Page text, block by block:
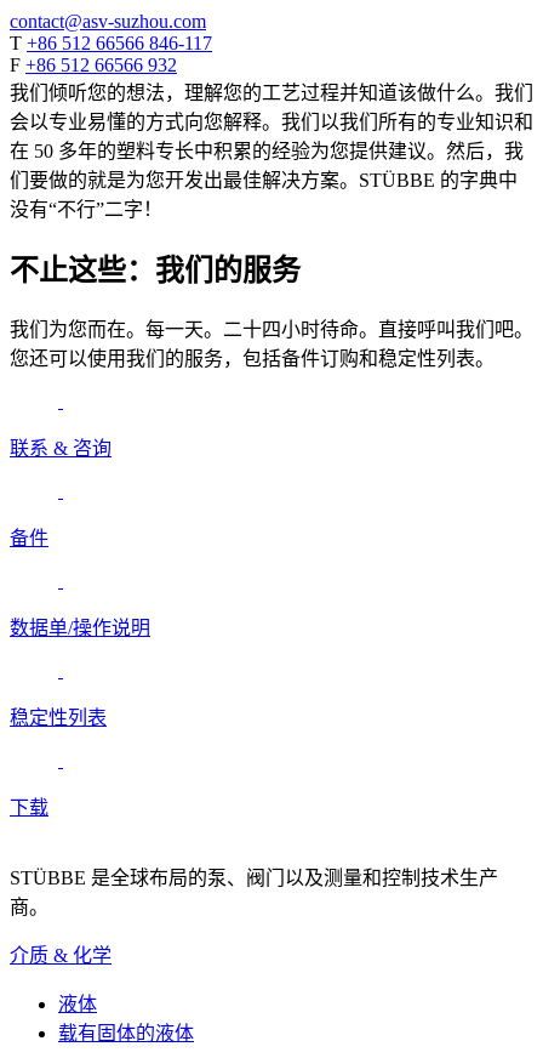
contact@asv-suzhou.com
T +86 512 66566 846-117
F +86 512 66566 932
我们倾听您的想法，理解您的工艺过程并知道该做什么。我们
会以专业易懂的方式向您解释。我们以我们所有的专业知识和
在 50 多年的塑料专长中积累的经验为您提供建议。然后，我
们要做的就是为您开发出最佳解决方案。STÜBBE 的字典中
没有“不行”二字！
不止这些：我们的服务
我们为您而在。每一天。二十四小时待命。直接呼叫我们吧。
您还可以使用我们的服务，包括备件订购和稳定性列表。
联系 & 咨询
备件
数据单/操作说明
稳定性列表
下载
STÜBBE 是全球布局的泵、阀门以及测量和控制技术生产
商。
介质 & 化学
液体
载有固体的液体